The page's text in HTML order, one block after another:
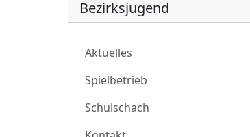
Bezirksjugend
Aktuelles
Spielbetrieb
Schulschach